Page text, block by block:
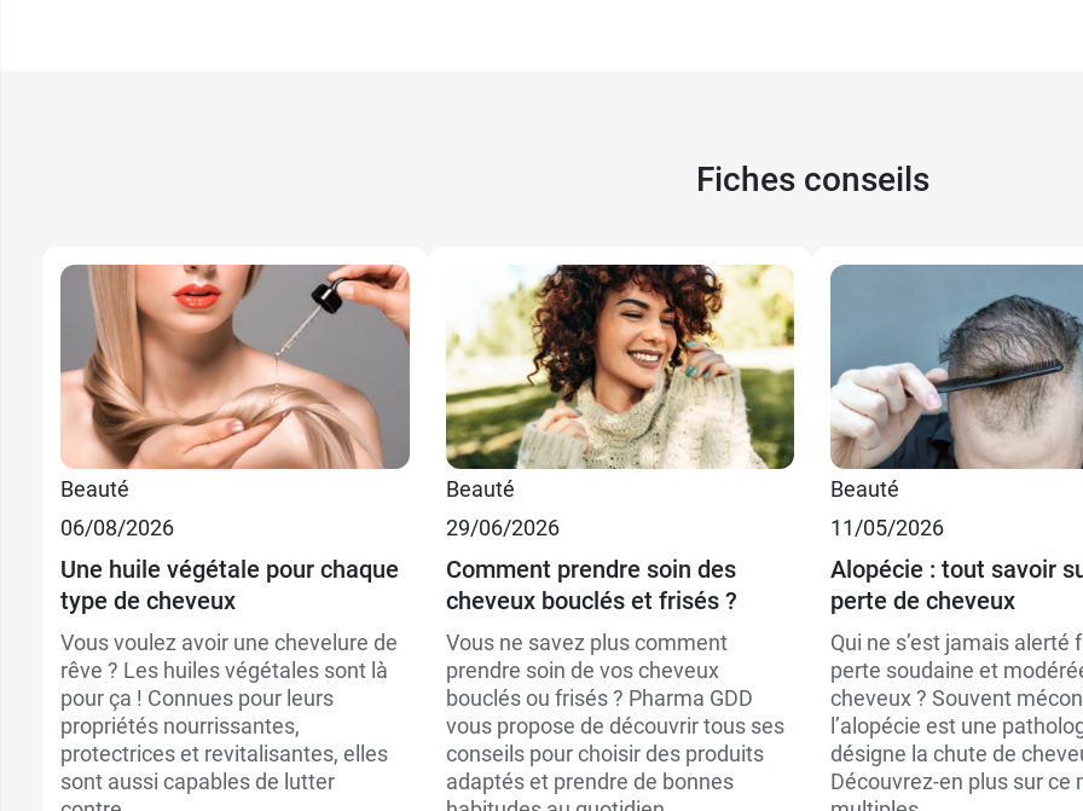
13,49 €
Fiches conseils
Beauté
06/08/2026
Une huile végétale pour chaque
type de cheveux
Vous voulez avoir une chevelure de
rêve ? Les huiles végétales sont là
pour ça ! Connues pour leurs
propriétés nourrissantes,
protectrices et revitalisantes, elles
sont aussi capables de lutter
Beauté
29/06/2026
Comment prendre soin des
cheveux bouclés et frisés ?
Vous ne savez plus comment
prendre soin de vos cheveux
bouclés ou frisés ? Pharma GDD
vous propose de découvrir tous ses
conseils pour choisir des produits
adaptés et prendre de bonnes
Beauté
11/05/2026
Alopécie : tout savoir
perte de cheveux
Qui ne s’est jamais alerté
perte soudaine et
cheveux ? Souvent
l’alopécie est une
désigne la chute de
Découvrez-en plus sur ce